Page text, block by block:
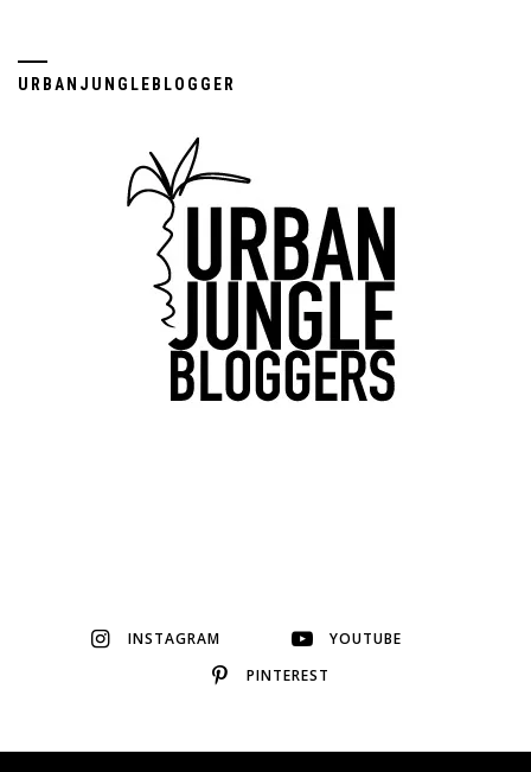
URBANJUNGLEBLOGGER
INSTAGRAM
YOUTUBE
PINTEREST